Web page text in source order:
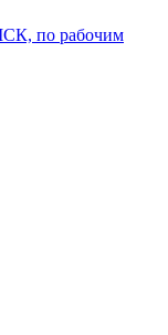
по рабочим